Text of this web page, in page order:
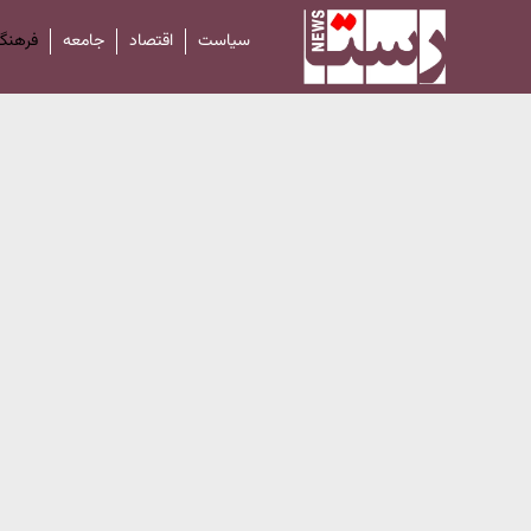
سیاست اقتصاد جامعه